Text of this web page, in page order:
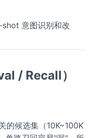
意图识别和改
/ Recall）
的候选集（10K~100K